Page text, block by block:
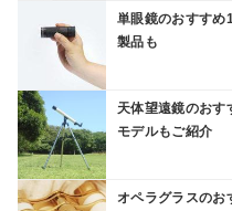
単眼鏡のおすすめ
製品も
天体望遠鏡のおす
モデルもご紹介
オペラグラスのお